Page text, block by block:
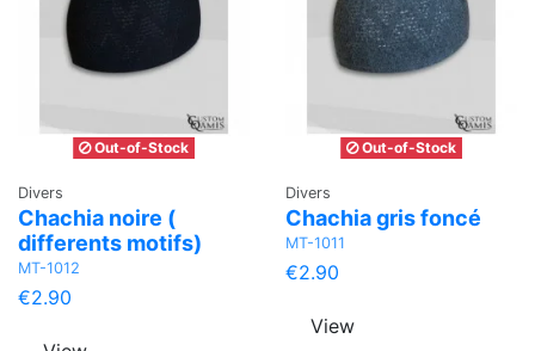
Out-of-Stock
Divers
Chachia noire (
differents motifs)
MT-1012
€2.90
Out-of-Stock
Divers
Chachia gris foncé
MT-1011
€2.90
View